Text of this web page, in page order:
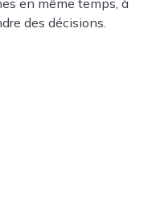
des décisions.